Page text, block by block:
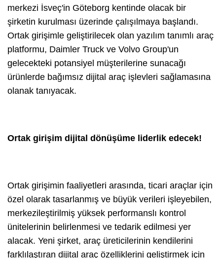
merkezi İsveç'in Göteborg kentinde olacak bir
şirketin kurulması üzerinde çalışılmaya başlandı.
Ortak girişimle geliştirilecek olan yazılım tanımlı araç
platformu, Daimler Truck ve Volvo Group'un
gelecekteki potansiyel müşterilerine sunacağı
ürünlerde bağımsız dijital araç işlevleri sağlamasına
olanak tanıyacak.
Ortak girişim dijital dönüşüme liderlik edecek!
Ortak girişimin faaliyetleri arasında, ticari araçlar için
özel olarak tasarlanmış ve büyük verileri işleyebilen,
merkezileştirilmiş yüksek performanslı kontrol
ünitelerinin belirlenmesi ve tedarik edilmesi yer
alacak. Yeni şirket, araç üreticilerinin kendilerini
farklılaştıran dijital araç özelliklerini geliştirmek için